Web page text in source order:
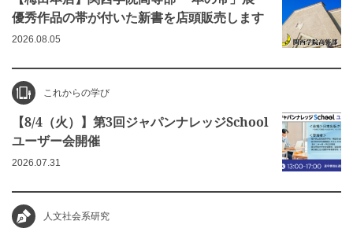
優秀作品の帯が付いた新書を店頭販売します
2026.08.05
これからの学び
【8/4（火）】第3回ジャパンナレッジSchool
ユーザー会開催
2026.07.31
人文社会系研究